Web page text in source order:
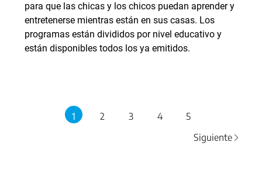
para que las chicas y los chicos puedan aprender y
entretenerse mientras están en sus casas. Los
programas están divididos por nivel educativo y
están disponibles todos los ya emitidos.
1 2 3 4
5
Siguiente